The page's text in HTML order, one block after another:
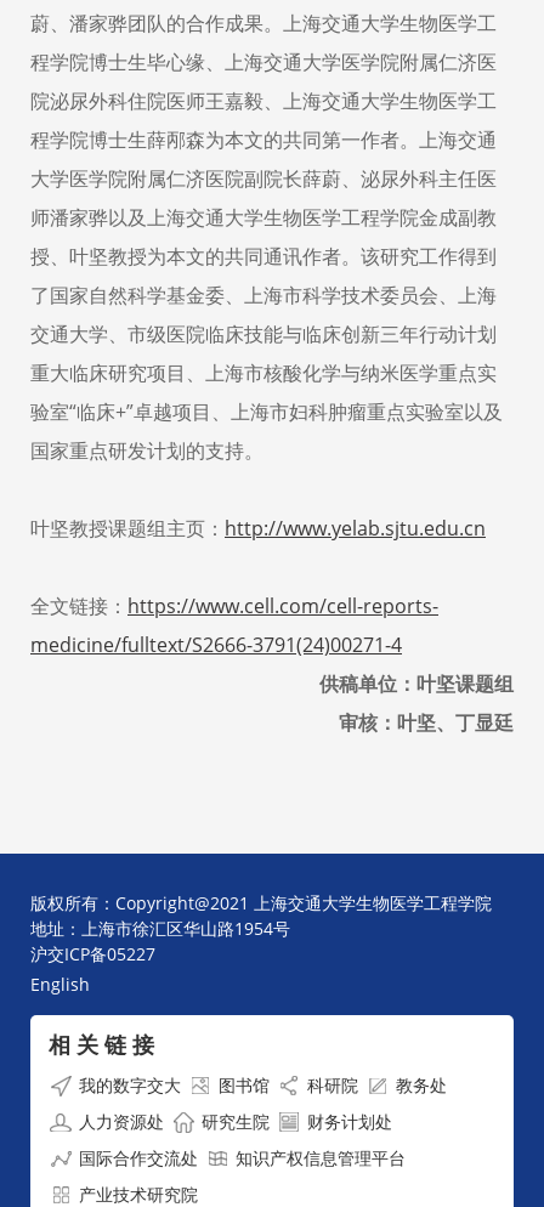
蔚、潘家骅团队的合作成果。上海交通大学生物医学工
程学院博士生毕心缘、上海交通大学医学院附属仁济医
院泌尿外科住院医师王嘉毅、上海交通大学生物医学工
程学院博士生薛邴森为本文的共同第一作者。上海交通
大学医学院附属仁济医院副院长薛蔚、泌尿外科主任医
师潘家骅以及上海交通大学生物医学工程学院金成副教
授、叶坚教授为本文的共同通讯作者。该研究工作得到
了国家自然科学基金委、上海市科学技术委员会、上海
交通大学、市级医院临床技能与临床创新三年⾏动计划
重⼤临床研究项目 、上海市核酸化学与纳米医学重点实
验室“临床+”卓越项目、上海市妇科肿瘤重点实验室以及
国家重点研发计划的支持。
叶坚教授课题组主页： http://www.yelab.sjtu.edu.cn
全文链接： https://www.cell.com/cell-reports-
medicine/fulltext/S2666-3791(24)00271-4
供稿单位：叶坚课题组
审核：叶坚、丁显廷
版权所有：Copyright@2021 上海交通大学生物医学工程学院
地址：上海市徐汇区华山路1954号
沪交ICP备05227
English
相 关 链 接
我的数字交大 图书馆 科研院
教务处
人力资源处
研究生院
财务计划处
国际合作交流处
知识产权信息管理平台
产业技术研究院